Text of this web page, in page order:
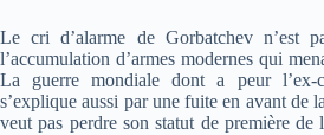
Le cri d’alarme de Gorbatchev n’est
l’accumulation d’armes modernes qui
La guerre mondiale dont a peur l’ex-
s’explique aussi par une fuite en avant de
veut pas perdre son statut de première de